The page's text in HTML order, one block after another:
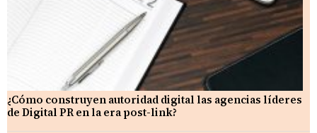
¿Cómo construyen autoridad digital las agencias líderes
de Digital PR en la era post-link?